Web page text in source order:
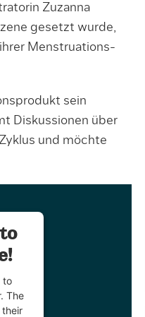
Zuzanna
gesetzt wurde,
Menstruations-
sein
Diskussionen über
und möchte
to
The